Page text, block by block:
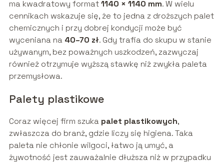
ma kwadratowy format1140 × 1140 mm. W wielu
cennikach wskazuje się, że to jedna z droższych palet
chemicznych i przy dobrej kondycji może być
wyceniana na 40–70 zł. Gdy trafia do skupu w stanie
używanym, bez poważnych uszkodzeń, zazwyczaj
również otrzymuje wyższą stawkę niż zwykła paleta
przemysłowa.
Palety plastikowe
Coraz więcej firm szuka palet plastikowych,
zwłaszcza do branż, gdzie liczy się higiena. Taka
paleta nie chłonie wilgoci, łatwo ją umyć, a
żywotność jest zauważalnie dłuższa niż w przypadku